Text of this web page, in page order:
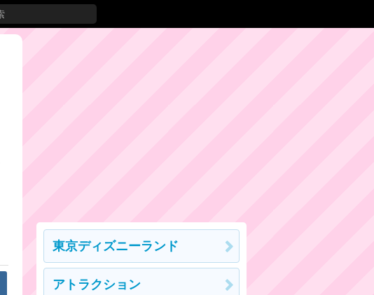
東京ディズニーランド
アトラクション